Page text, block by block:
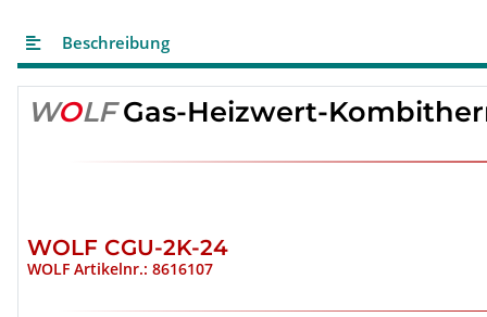
Beschreibung
WOLFGas-Heizwert-
WOLF CGU-2K-24
WOLF Artikelnr.: 8616107